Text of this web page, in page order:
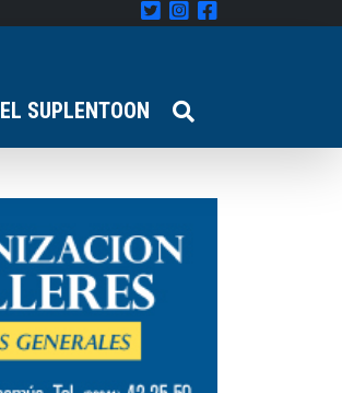
EL SUPLENTOON